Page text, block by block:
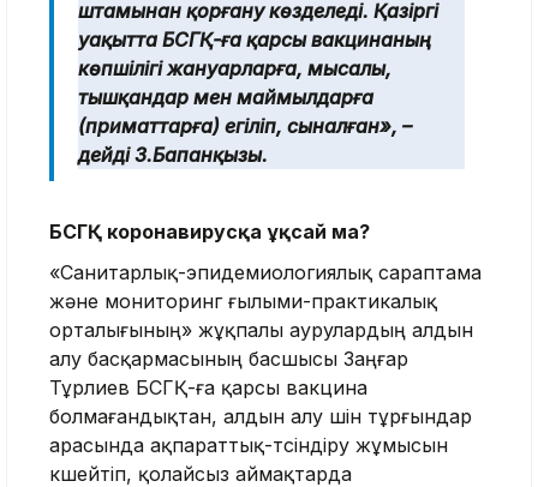
штамынан қорғану көзделеді. Қазіргі
уақытта БСГҚ-ға қарсы вакцинаның
көпшілігі жануарларға, мысалы,
тышқандар мен маймылдарға
(приматтарға) егіліп, сыналған», –
дейді З.Бапанқызы.
БСГҚ коронавирусқа ұқсай ма?
«Санитарлық-эпидемиологиялық сараптама
және мониторинг ғылыми-практикалық
орталығының» жұқпалы аурулардың алдын
алу басқармасының басшысы Заңғар
Тұрлиев БСГҚ-ға қарсы вакцина
болмағандықтан, алдын алу үшін тұрғындар
арасында ақпараттық-түсіндіру жұмысын
күшейтіп, қолайсыз аймақтарда